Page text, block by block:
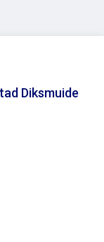
Diksmuide